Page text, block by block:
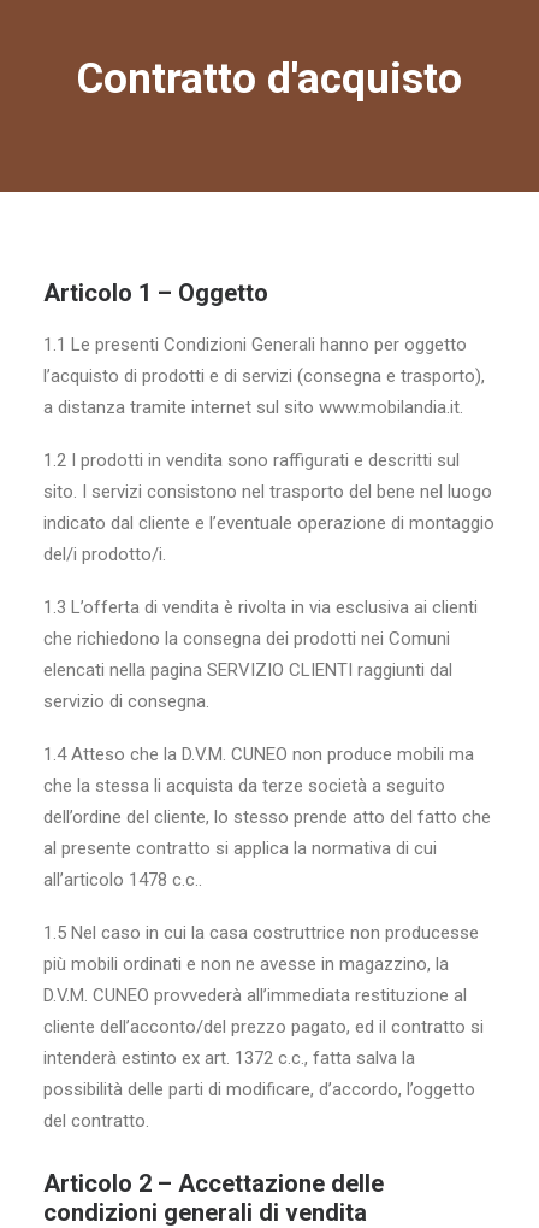
Contratto d'acquisto
Articolo 1 – Oggetto
1.1 Le presenti Condizioni Generali hanno per oggetto
l’acquisto di prodotti e di servizi (consegna e trasporto),
a distanza tramite internet sul sito www.mobilandia.it.
1.2 I prodotti in vendita sono raffigurati e descritti sul
sito. I servizi consistono nel trasporto del bene nel luogo
indicato dal cliente e l’eventuale operazione di montaggio
del/i prodotto/i.
1.3 L’offerta di vendita è rivolta in via esclusiva ai clienti
che richiedono la consegna dei prodotti nei Comuni
elencati nella pagina SERVIZIO CLIENTI raggiunti dal
servizio di consegna.
1.4 Atteso che la D.V.M. CUNEO non produce mobili ma
che la stessa li acquista da terze società a seguito
dell’ordine del cliente, lo stesso prende atto del fatto che
al presente contratto si applica la normativa di cui
all’articolo 1478 c.c..
1.5 Nel caso in cui la casa costruttrice non producesse
più mobili ordinati e non ne avesse in magazzino, la
D.V.M. CUNEO provvederà all’immediata restituzione al
cliente dell’acconto/del prezzo pagato, ed il contratto si
intenderà estinto ex art. 1372 c.c., fatta salva la
possibilità delle parti di modificare, d’accordo, l’oggetto
del contratto.
Articolo 2 – Accettazione delle
condizioni generali di vendita